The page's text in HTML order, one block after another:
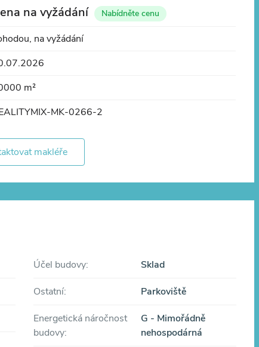
na vyžádání Nabídněte cenu
na vyžádání
m²
MK-0266-2
makléře
Účel budovy: Sklad
Ostatní: Parkoviště
Energetická náročnost
budovy:
G - Mimořádně
nehospodárná